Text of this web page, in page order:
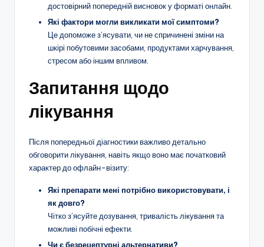
достовірний попередній висновок у форматі онлайн.
Які фактори могли викликати мої симптоми?
Це допоможе з’ясувати, чи не спричинені зміни на
шкірі побутовими засобами, продуктами харчування,
стресом або іншим впливом.
Запитання щодо
лікування
Після попередньої діагностики важливо детально
обговорити лікування, навіть якщо воно має початковий
характер до офлайн-візиту:
Які препарати мені потрібно використовувати, і
як довго?
Чітко з’ясуйте дозування, тривалість лікування та
можливі побічні ефекти.
Чи є безрецептурні альтернативи?